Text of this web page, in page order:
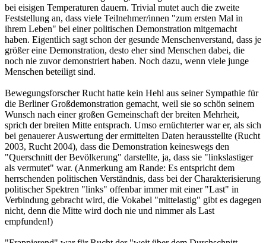
bei eisigen Temperaturen dauern. Trivial mutet auch die zweite
Feststellung an, dass viele Teilnehmer/innen "zum ersten Mal in
ihrem Leben" bei einer politischen Demonstration mitgemacht
haben. Eigentlich sagt schon der gesunde Menschenverstand, dass je
größer eine Demonstration, desto eher sind Menschen dabei, die
noch nie zuvor demonstriert haben. Noch dazu, wenn viele junge
Menschen beteiligt sind.
Bewegungsforscher Rucht hatte kein Hehl aus seiner Sympathie für
die Berliner Großdemonstration gemacht, weil sie so schön seinem
Wunsch nach einer großen Gemeinschaft der breiten Mehrheit,
sprich der breiten Mitte entsprach. Umso ernüchterter war er, als sich
bei genauerer Auswertung der ermittelten Daten herausstellte (Rucht
2003, Rucht 2004), dass die Demonstration keineswegs den
"Querschnitt der Bevölkerung" darstellte, ja, dass sie "linkslastiger
als vermutet" war. (Anmerkung am Rande: Es entspricht dem
herrschenden politischen Verständnis, dass bei der Charakterisierung
politischer Spektren "links" offenbar immer mit einer "Last" in
Verbindung gebracht wird, die Vokabel "mittelastig" gibt es dagegen
nicht, denn die Mitte wird doch nie und nimmer als Last
empfunden!)